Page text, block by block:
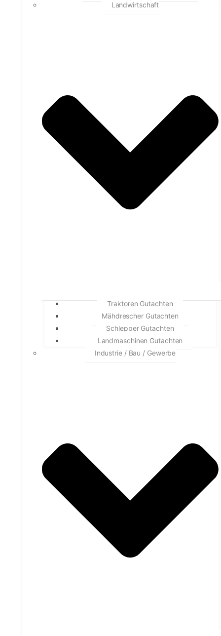
Landwirtschaft
Traktoren Gutachten
Mähdrescher Gutachten
Schlepper Gutachten
Landmaschinen Gutachten
Industrie / Bau / Gewerbe